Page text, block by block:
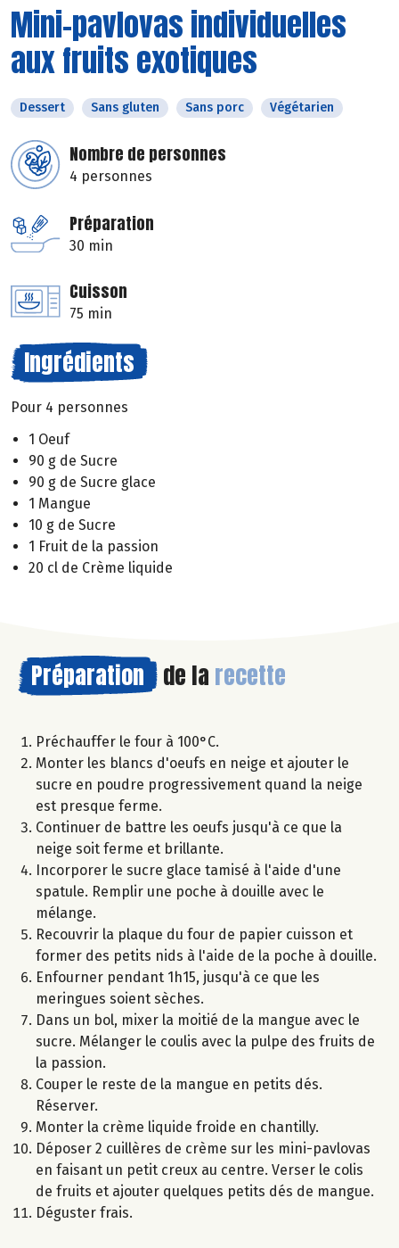
Mini-pavlovas individuelles
aux fruits exotiques
Dessert Sans gluten Sans porc Végétarien
Nombre de personnes
4 personnes
Préparation
30 min
Cuisson
75 min
Ingrédients
Pour 4 personnes
1 Oeuf
90 g de Sucre
90 g de Sucre glace
1 Mangue
10 g de Sucre
1 Fruit de la passion
20 cl de Crème liquide
Préparation de la recette
Préchauffer le four à 100°C.
Monter les blancs d'oeufs en neige et ajouter le
sucre en poudre progressivement quand la neige
est presque ferme.
Continuer de battre les oeufs jusqu'à ce que la
neige soit ferme et brillante.
Incorporer le sucre glace tamisé à l'aide d'une
spatule. Remplir une poche à douille avec le
mélange.
Recouvrir la plaque du four de papier cuisson et
former des petits nids à l'aide de la poche à douille.
Enfourner pendant 1h15, jusqu'à ce que les
meringues soient sèches.
Dans un bol, mixer la moitié de la mangue avec le
sucre. Mélanger le coulis avec la pulpe des fruits de
la passion.
Couper le reste de la mangue en petits dés.
Réserver.
Monter la crème liquide froide en chantilly.
Déposer 2 cuillères de crème sur les mini-pavlovas
en faisant un petit creux au centre. Verser le colis
de fruits et ajouter quelques petits dés de mangue.
Déguster frais.